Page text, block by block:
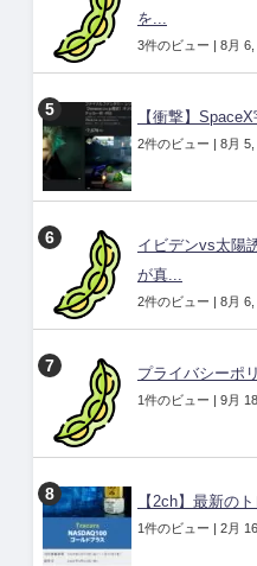
を...
3件のビュー | 8月
【衝撃】
2件のビュー | 8月
イビデンvs太陽
が真...
2件のビュー | 8月
プライバシーポ
1件のビュー | 9月
【2ch】最新の
1件のビュー | 2月